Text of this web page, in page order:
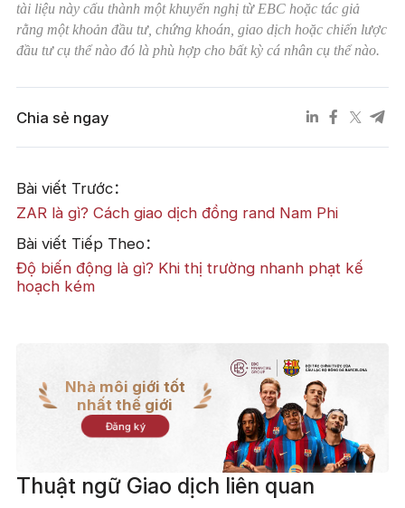
tài liệu này cấu thành một khuyến nghị từ EBC hoặc tác giả
rằng một khoản đầu tư, chứng khoán, giao dịch hoặc chiến lược
đầu tư cụ thể nào đó là phù hợp cho bất kỳ cá nhân cụ thể nào.
Chia sẻ ngay
Bài viết Trước：
ZAR là gì? Cách giao dịch đồng rand Nam Phi
Bài viết Tiếp Theo：
Độ biến động là gì? Khi thị trường nhanh phạt kế
hoạch kém
Nhà môi giới tốt
nhất thế giới
Đăng ký
Thuật ngữ Giao dịch liên quan